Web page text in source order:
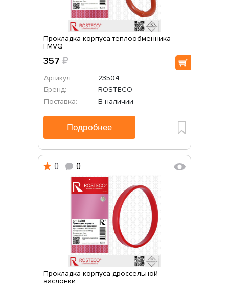
Прокладка корпуса теплообменника
FMVQ
357 ₽
Артикул:
23504
Бренд:
ROSTECO
Поставка:
В наличии
Подробнее
0 0
Прокладка корпуса дроссельной
заслонки...